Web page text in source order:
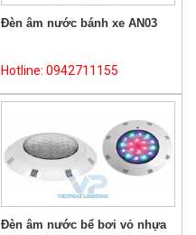
Đèn âm nước bánh xe AN03
Hotline: 0942711155
Đèn âm nước bể bơi vỏ nhựa